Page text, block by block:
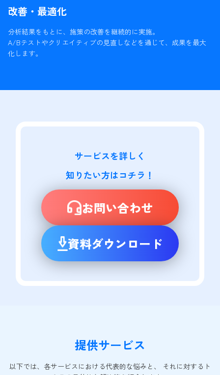
改善・最適化
分析結果をもとに、施策の改善を継続的に実施。
A/Bテストやクリエイティブの見直しなどを通じて、成果を最大
化します。
サービスを詳しく
知りたい方はコチラ！
お問い合わせ
資料ダウンロード
提供サービス
以下では、各サービスにおける代表的な悩みと、 それに対するト